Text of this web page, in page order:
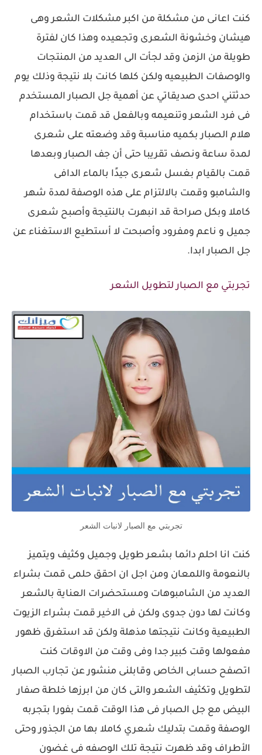
كنت اعانى من مشكلة من اكبر مشكلات الشعر وهى
هيشان وخشونة الشعرى وتجعيده وهذا كان لفترة
طويلة من الزمن وقد لجأت الى العديد من المنتجات
والوصفات الطبيعيه ولكن كلها كانت بلا نتيجة وذلك يوم
حدثتني احدى صديقاتي عن أهمية جل الصبار المستخدم
فى فرد الشعر وتنعيمه وبالفعل قد قمت باستخدام
هلام الصبار بكميه مناسبة وقد وضعته على شعرى
لمدة ساعة ونصف تقريبا حتى أن جف الصبار وبعدها
قمت بالقيام بغسل شعرى جيدًا بالماء الدافى
والشامبو وقمت بالالتزام على هذه الوصفة لمدة شهر
كاملا وبكل صراحة قد انبهرت بالنتيجة وأصبح شعرى
جميل و ناعم ومفرود وأصبحت لا أستطيع الاستغناء عن
جل الصبار ابدا.
تجربتي مع الصبار لتطويل الشعر
تجربتي مع الصبار لانبات الشعر
كنت انا احلم دائما بشعر طويل وجميل وكثيف ويتميز
بالنعومة واللمعان ومن اجل ان احقق حلمى قمت بشراء
العديد من الشامبوهات ومستحضرات العناية بالشعر
وكانت لها دون جدوى ولكن فى الاخير قمت بشراء الزيوت
الطبيعية وكانت نتيجتها مذهلة ولكن قد استغرق ظهور
مفعولها وقت كبير جدا وفى وقت من الاوقات كنت
اتصفح حسابى الخاص وقابلنى منشور عن تجارب الصبار
لتطويل وتكثيف الشعر والتى كان من ابرزها خلطة صفار
البيض مع جل الصبار فى هذا الوقت قمت بفورا بتجربه
الوصفة وقمت بتدليك شعري كاملا بها من الجذور وحتى
الأطراف وقد ظهرت نتيجة تلك الوصفه فى غضون